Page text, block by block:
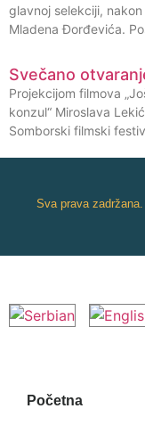
glavnoj selekciji,
Mladena Đorđevića.
Svečano
Projekcijom filmova
konzul“ Miroslava
Somborski filmski
Sva prava
Početna